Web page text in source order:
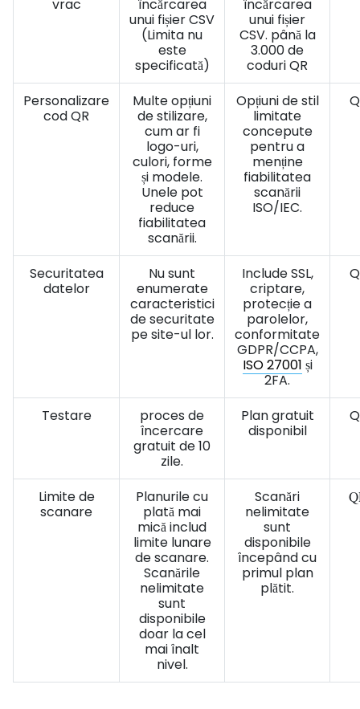
vrac
încărcarea
unui fișier CSV
(Limita nu
este
specificată)
încărcarea
unui fișier
CSV. până la
3.000 de
coduri QR
Personalizare
cod QR
Multe opțiuni
de stilizare,
cum ar fi
logo-uri,
culori, forme
și modele.
Unele pot
reduce
fiabilitatea
scanării.
Opțiuni de stil
limitate
concepute
pentru a
menține
fiabilitatea
scanării
ISO/IEC.
Securitatea
datelor
Nu sunt
enumerate
caracteristici
de securitate
pe site-ul lor.
Include SSL,
criptare,
protecție a
parolelor,
conformitate
GDPR/CCPA,
ISO 27001 și
2FA.
Testare
proces de
încercare
gratuit de 10
zile.
Plan gratuit
disponibil
Limite de
scanare
Planurile cu
plată mai
mică includ
limite lunare
de scanare.
Scanările
nelimitate
sunt
disponibile
doar la cel
mai înalt
nivel.
Scanări
nelimitate
sunt
disponibile
începând cu
primul plan
plătit.